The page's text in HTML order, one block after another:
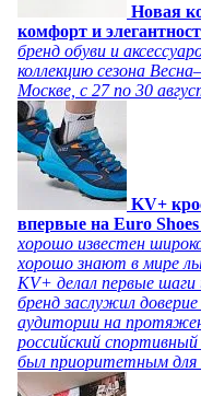
Новая
комфорт и
бренд обуви и
коллекцию сезона
Москве, с 27 по 30
KV+
впервые на Euro Shoes
хорошо известен
хорошо знают в мире
KV+ делал первые шаги
бренд заслужил
аудитории на
российский
был приоритетным для